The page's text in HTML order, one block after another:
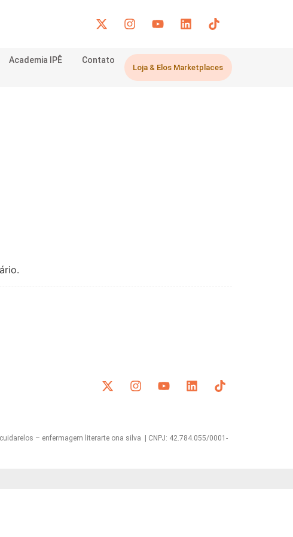
Academia IPÊ Contato
Loja & Elos Marketplaces
– enfermagem literarte ona silva | CNPJ: 42.784.055/0001-